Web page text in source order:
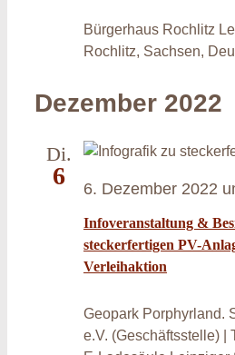
Bürgerhaus Rochlitz
Rochlitz, Sachsen,
Dezember 2022
Di.
6
Infoveranstaltung &
steckerfertigen PV-
Verleihaktion
6. Dezember 2022
Geopark Porphyrland.
e.V. (Geschäftsstelle) |